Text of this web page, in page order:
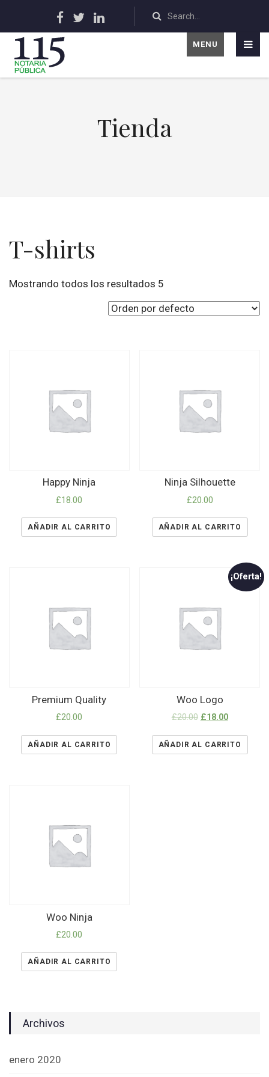
MENU
Tienda
T-shirts
Mostrando todos los resultados 5
Happy Ninja
£18.00
AÑADIR AL CARRITO
Ninja Silhouette
£20.00
AÑADIR AL CARRITO
Premium Quality
£20.00
AÑADIR AL CARRITO
¡Oferta!
Woo Logo
£20.00 £18.00
AÑADIR AL CARRITO
Woo Ninja
£20.00
AÑADIR AL CARRITO
Archivos
enero 2020